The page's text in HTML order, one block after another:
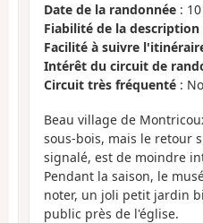
Date de la randonnée :
Fiabilité de la description
Facilité à suivre
Intérêt du circuit de
Circuit très fréquenté :
Beau village de
sous-bois, mais le retour
signalé, est de moindre
Pendant la saison, le
noter, un joli petit jardin
public près de l'église.